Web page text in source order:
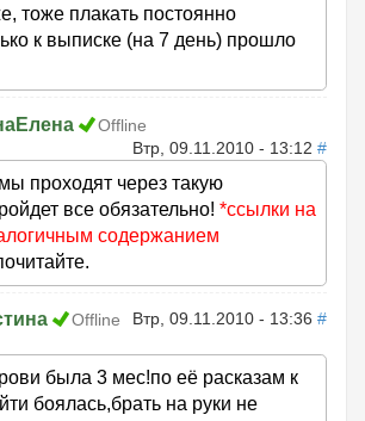
тоже плакать постоянно
к выписке (на 7 день) прошло
Offline
Втр, 09.11.2010 - 13:12 #
проходят через такую
все обязательно! *ссылки на
содержанием
Offline Втр, 09.11.2010 - 13:36 #
была 3 мес!по её расказам к
боялась,брать на руки не